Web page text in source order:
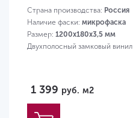
Страна производства: Россия
Наличие фаски: микрофаска
Размер: 1200х180х3,5 мм
Двухполосный замковый винил
1 399 руб. м2